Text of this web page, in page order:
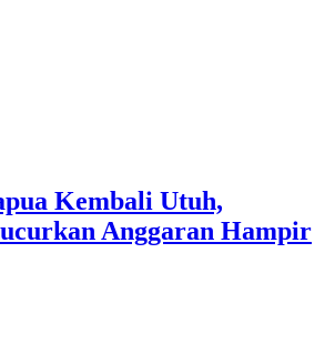
Kembali Utuh,
Anggaran Hampir